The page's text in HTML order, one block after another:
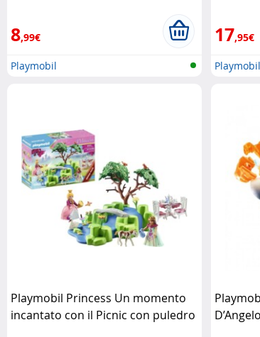
8,99€
Playmobil
17,95€
Playmobil
Playmobil Princess Un momento
incantato con il Picnic con puledro